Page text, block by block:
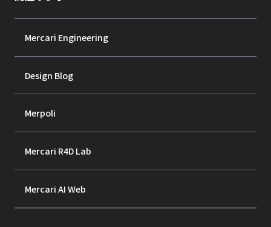
Mercari Engineering
Design Blog
Merpoli
Mercari R4D Lab
Mercari AI Web